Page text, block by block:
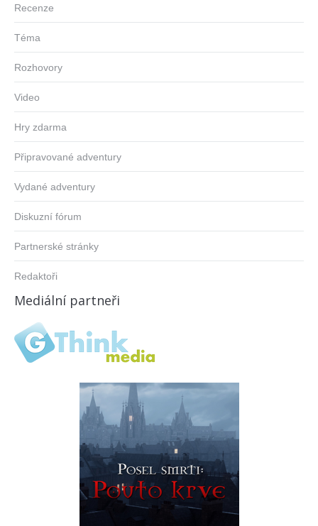
Recenze
Téma
Rozhovory
Video
Hry zdarma
Připravované adventury
Vydané adventury
Diskuzní fórum
Partnerské stránky
Redaktoři
Mediální partneři